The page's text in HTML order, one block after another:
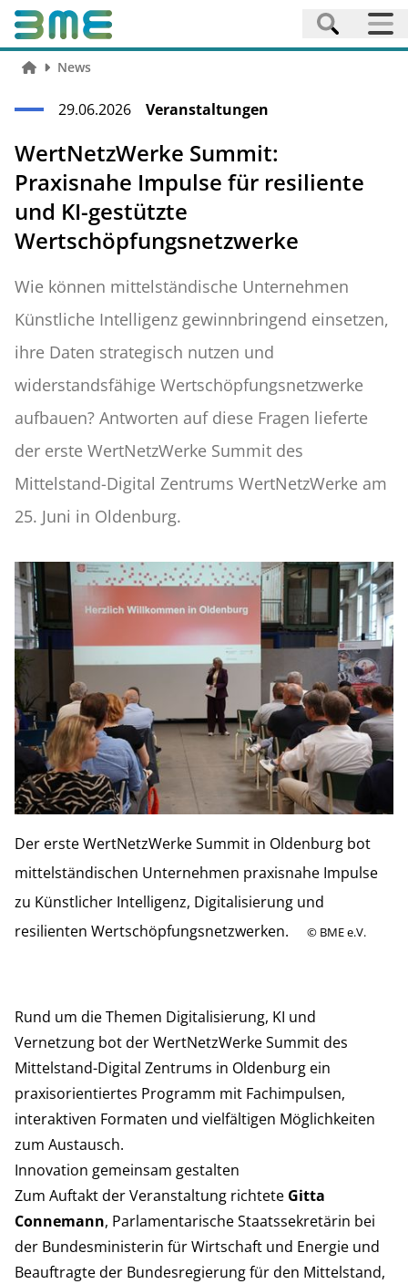
News
29.06.2026 Veranstaltungen
WertNetzWerke Summit:
Praxisnahe Impulse für resiliente
und KI-gestützte
Wertschöpfungsnetzwerke
Wie können mittelständische Unternehmen
Künstliche Intelligenz gewinnbringend einsetzen,
ihre Daten strategisch nutzen und
widerstandsfähige Wertschöpfungsnetzwerke
aufbauen? Antworten auf diese Fragen lieferte
der erste WertNetzWerke Summit des
Mittelstand-Digital Zentrums WertNetzWerke am
25. Juni in Oldenburg.
Der erste WertNetzWerke Summit in Oldenburg bot
mittelständischen Unternehmen praxisnahe Impulse
zu Künstlicher Intelligenz, Digitalisierung und
resilienten Wertschöpfungsnetzwerken.
© BME e.V.
Rund um die Themen Digitalisierung, KI und
Vernetzung bot der WertNetzWerke Summit des
Mittelstand-Digital Zentrums in Oldenburg ein
praxisorientiertes Programm mit Fachimpulsen,
interaktiven Formaten und vielfältigen Möglichkeiten
zum Austausch.
Innovation gemeinsam gestalten
Zum Auftakt der Veranstaltung richtete Gitta
Connemann, Parlamentarische Staatssekretärin bei
der Bundesministerin für Wirtschaft und Energie und
Beauftragte der Bundesregierung für den Mittelstand,